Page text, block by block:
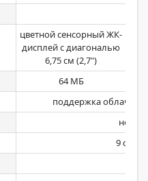
цветной сенсорный ЖК-
дисплей с диагональю
6,75 см (2,7")
64 МБ
поддержка облачных
нет
9 сек